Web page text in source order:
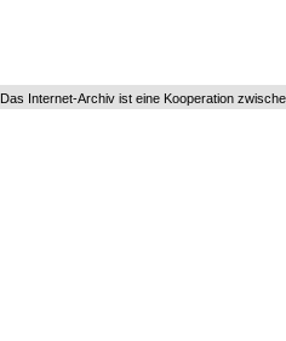
Das Internet-Archiv ist eine Kooperation